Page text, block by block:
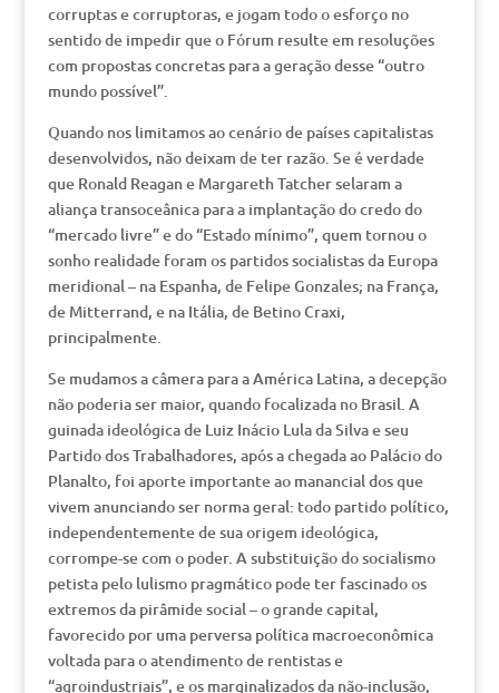
corruptas e corruptoras, e jogam todo o esforço no
sentido de impedir que o Fórum resulte em resoluções
com propostas concretas para a geração desse “outro
mundo possível”.
Quando nos limitamos ao cenário de países capitalistas
desenvolvidos, não deixam de ter razão. Se é verdade
que Ronald Reagan e Margareth Tatcher selaram a
aliança transoceânica para a implantação do credo do
“mercado livre” e do “Estado mínimo”, quem tornou o
sonho realidade foram os partidos socialistas da Europa
meridional – na Espanha, de Felipe Gonzales; na França,
de Mitterrand, e na Itália, de Betino Craxi,
principalmente.
Se mudamos a câmera para a América Latina, a decepção
não poderia ser maior, quando focalizada no Brasil. A
guinada ideológica de Luiz Inácio Lula da Silva e seu
Partido dos Trabalhadores, após a chegada ao Palácio do
Planalto, foi aporte importante ao manancial dos que
vivem anunciando ser norma geral: todo partido político,
independentemente de sua origem ideológica,
corrompe-se com o poder. A substituição do socialismo
petista pelo lulismo pragmático pode ter fascinado os
extremos da pirâmide social – o grande capital,
favorecido por uma perversa política macroeconômica
voltada para o atendimento de rentistas e
“agroindustriais”, e os marginalizados da não-inclusão,